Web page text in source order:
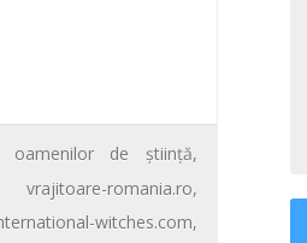
oamenilor de ştiinţă,
vrajitoare-romania.ro,
witches.com,